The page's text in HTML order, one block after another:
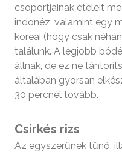
csoportjainak ételeit
indonéz, valamint egy
koreai (hogy csak
találunk. A legjobb
állnak, de ez ne
általában gyorsan
30 percnél tovább.
Csirkés rizs
Az egyszerűnek tűnő,